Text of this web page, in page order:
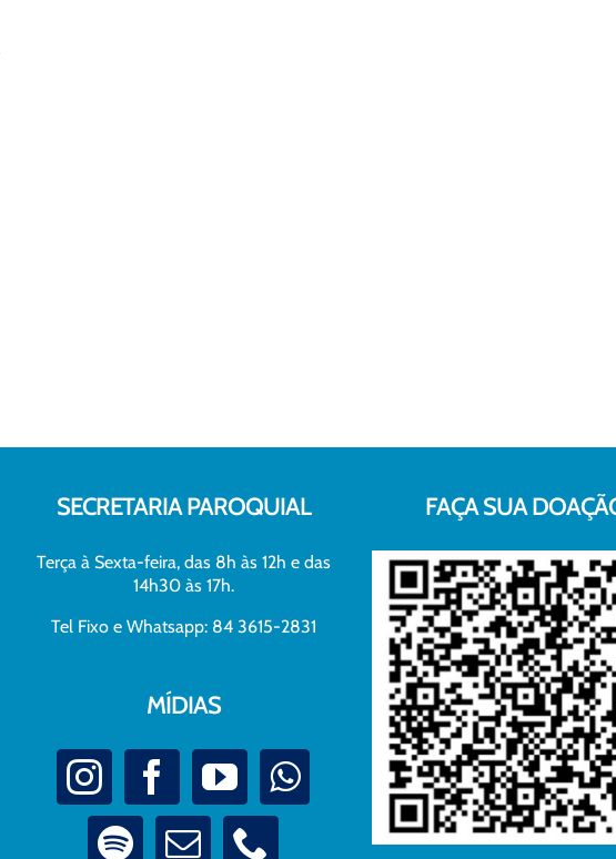
SECRETARIA PAROQUIAL
Terça à Sexta-feira, das 8h às 12h e das
14h30 às 17h.
Tel Fixo e Whatsapp: 84 3615-2831
MÍDIAS
FAÇA SUA